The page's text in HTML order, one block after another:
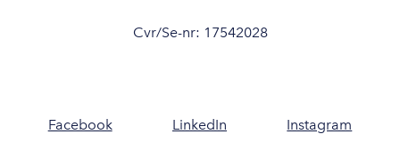
Cvr/Se-nr: 17542028
Facebook LinkedIn Instagram